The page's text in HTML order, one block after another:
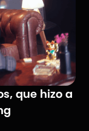
que hizo a